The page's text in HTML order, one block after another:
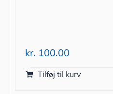
kr. 100.00
Tilføj til kurv